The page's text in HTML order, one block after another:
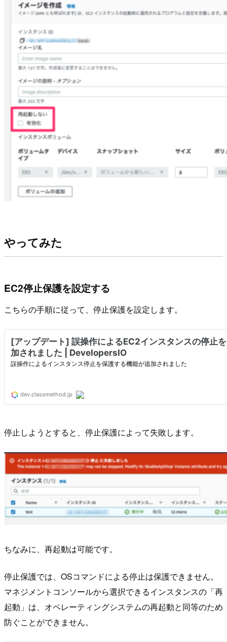
やってみた
EC2停止保護を設定する
こちらの手順に従って、停止保護を設定します。
停止しようとすると、停止保護によって失敗します。
ちなみに、再起動は可能です。
停止保護では、OSコマンドによる停止は保護できません。
マネジメントコンソールから選択できるインスタンスの「再
起動」は、オペレーティングシステムの再起動と同等のため
防ぐことができません。